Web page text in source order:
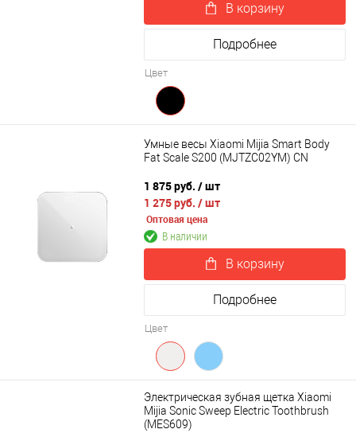
В корзину
Подробнее
Цвет
Умные весы Xiaomi Mijia Smart Body
Fat Scale S200 (MJTZC02YM) CN
1 875 руб. / шт
1 275 руб. / шт
Оптовая цена
В наличии
В корзину
Подробнее
Цвет
Электрическая зубная щетка Xiaomi
Mijia Sonic Sweep Electric Toothbrush
(MES609)